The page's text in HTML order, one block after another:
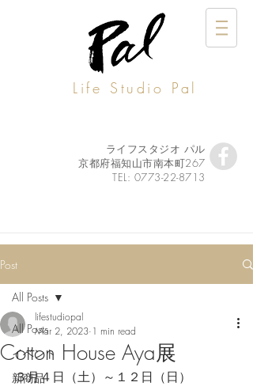
Life Studio Pal
ライフスタジオ パル
京都府福知山市南本町267
TEL: 0773-22-8713
Post
All Posts
イベント
新商品
All Posts
Cotton House Aya展
lifestudiopal
Mar 2, 2023 1 min read
３月４日（土）～１２日（日）